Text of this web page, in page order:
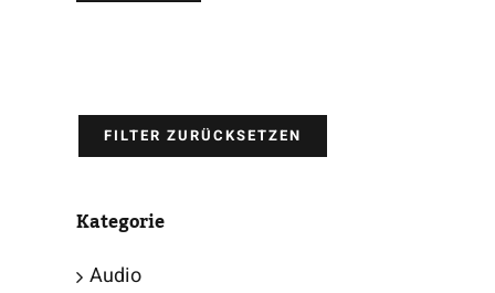
FILTER ZURÜCKSETZEN
Kategorie
Audio